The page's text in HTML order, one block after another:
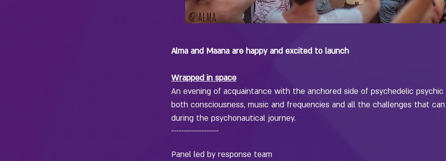
Alma and Maana are happy and excited to launch
Wrapped in space
An evening of acquaintance with the anchored side of psychedelic psychic
both consciousness, music and frequencies and all the challenges that
during the psychonautical journey.
-------------------
Panel led by response team